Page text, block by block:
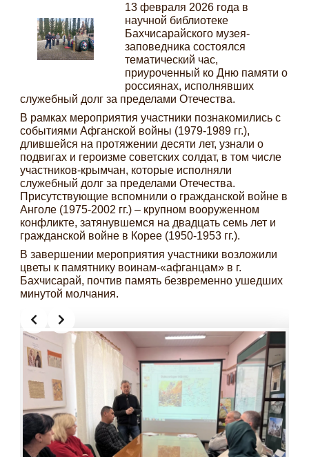
13 февраля 2026 года в
научной библиотеке
Бахчисарайского музея-
заповедника состоялся
тематический час,
приуроченный ко Дню памяти о
россиянах, исполнявших
служебный долг за пределами Отечества.
В рамках мероприятия участники познакомились с
событиями Афганской войны (1979-1989 гг.),
длившейся на протяжении десяти лет, узнали о
подвигах и героизме советских солдат, в том числе
участников-крымчан, которые исполняли
служебный долг за пределами Отечества.
Присутствующие вспомнили о гражданской войне в
Анголе (1975-2002 гг.) – крупном вооруженном
конфликте, затянувшемся на двадцать семь лет и
гражданской войне в Корее (1950-1953 гг.).
В завершении мероприятия участники возложили
цветы к памятнику воинам-«афганцам» в г.
Бахчисарай, почтив память безвременно ушедших
минутой молчания.